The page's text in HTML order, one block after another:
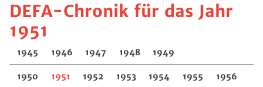
DEFA-Chronik für das Jahr
1951
1945 1946 1947 1948 1949
1950 1951 1952 1953 1954 1955
1956